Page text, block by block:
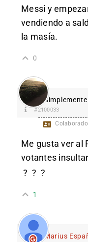
Messi y
vendiendo a
la masía.
0
#2100033
Me gusta ver al
votantes
? ? ?
1
Marius